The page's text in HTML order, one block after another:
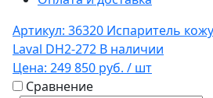
Артикул: 36320 Испаритель
Laval DH2-272 В наличии
Цена: 249 850 руб. / шт
Сравнение